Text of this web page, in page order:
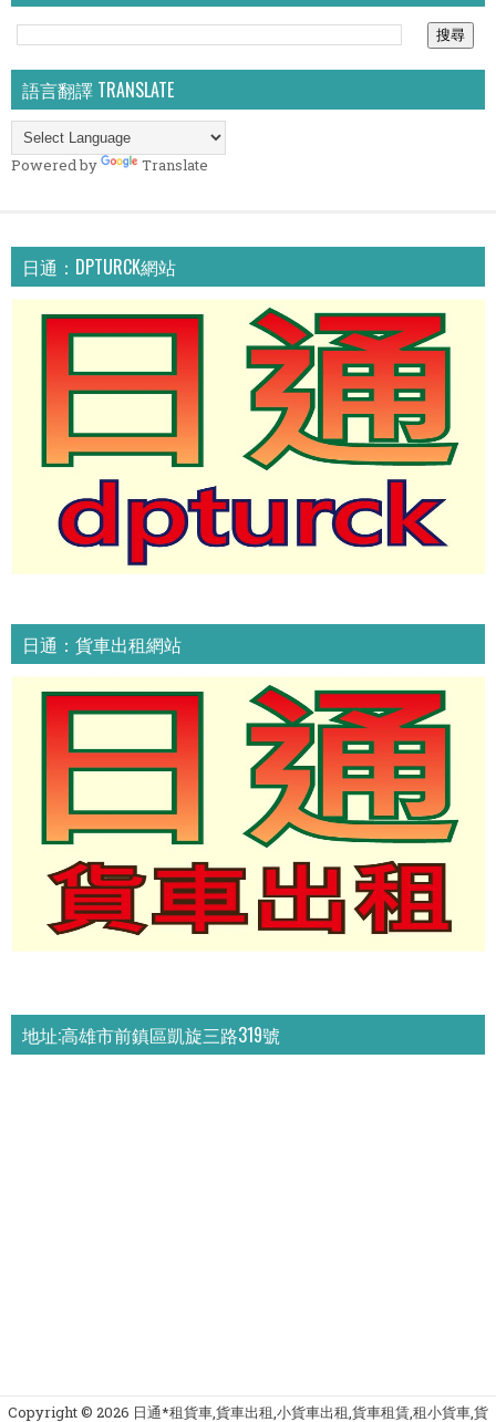
語言翻譯 TRANSLATE
Powered by Translate
日通：DPTURCK網站
日通：貨車出租網站
地址:高雄市前鎮區凱旋三路319號
Copyright © 2026 日通*租貨車,貨車出租,小貨車出租,貨車租賃,租小貨車,貨